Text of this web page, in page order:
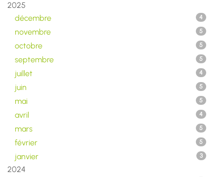
2025
décembre
4
novembre 5
octobre 5
septembre 5
juillet 4
juin 5
mai 5
avril 4
mars 5
février 5
janvier 3
2024